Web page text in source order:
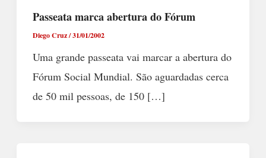
Passeata marca abertura do Fórum
Diego Cruz/31/01/2002
Uma grande passeata vai marcar a abertura do
Fórum Social Mundial. São aguardadas cerca
de 50 mil pessoas, de 150 […]